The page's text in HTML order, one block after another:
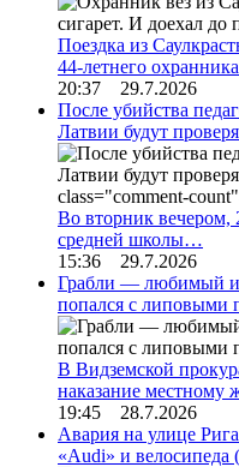
Поездка из
44-летнего
20:37 29.7.2026
После убийства
Латвии будут
Во вторник вечером,
средней школы…
15:36 29.7.2026
Грабли — любимый
попался с липовыми
В Видземской
наказание
19:45 28.7.2026
Авария на улице
«Audi» и велосипеда